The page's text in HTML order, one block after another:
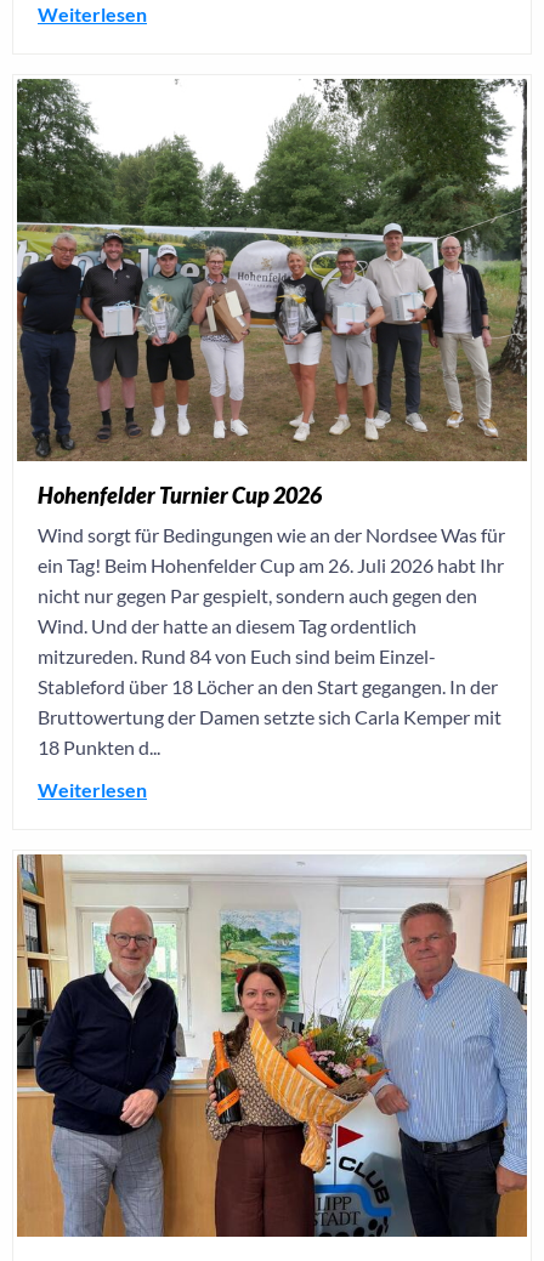
Weiterlesen
Hohenfelder Turnier Cup 2026
Wind sorgt für Bedingungen wie an der Nordsee Was für
ein Tag! Beim Hohenfelder Cup am 26. Juli 2026 habt Ihr
nicht nur gegen Par gespielt, sondern auch gegen den
Wind. Und der hatte an diesem Tag ordentlich
mitzureden. Rund 84 von Euch sind beim Einzel-
Stableford über 18 Löcher an den Start gegangen. In der
Bruttowertung der Damen setzte sich Carla Kemper mit
18 Punkten d...
Weiterlesen